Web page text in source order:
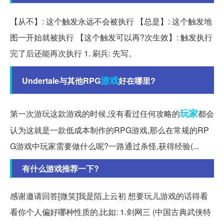
【从不】: 这个触发永远不会被执行 【总是】: 这个触发地
图一开始就被执行 【这个触发可以再?次生效】: 触发执行
完了后还能再次执行 1. 刷兵: 先写。
Undertale与其他RPG游戏好在哪里?
第一次游玩这款游戏的时候,没有看过任何攻略的玩家都会
认为这就是一款低成本制作的RPG游戏,那么在常规的RP
G游戏中玩家需要做什么呢?一路通过杀怪,获得经验(...
有什么游戏推荐一下?
感谢邀请回答[微笑]我是陌上云初 想要玩儿游戏的话得看
看你个人偏好哪种性质的,比如: 1.剑网三 (中国古典武侠特